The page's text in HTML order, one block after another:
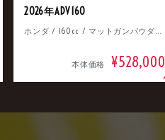
2026年ADV160
ホンダ / 160cc / マットガンパウダーブラックメタリック
本体価格 ¥528,000